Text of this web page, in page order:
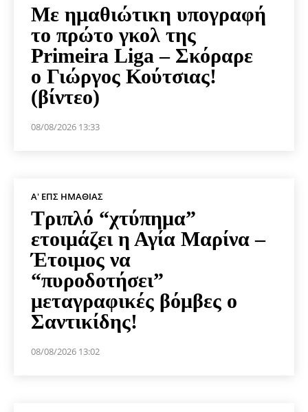
Με ημαθιώτικη υπογραφή
το πρώτο γκολ της
Primeira Liga – Σκόραρε
ο Γιώργος Κούτσιας!
(βίντεο)
08/08/2026 13:33
Α' ΕΠΣ ΗΜΑΘΊΑΣ
Τριπλό “χτύπημα”
ετοιμάζει η Αγία Μαρίνα –
Έτοιμος να
“πυροδοτήσει”
μεταγραφικές βόμβες ο
Σαντικίδης!
08/08/2026 13:02